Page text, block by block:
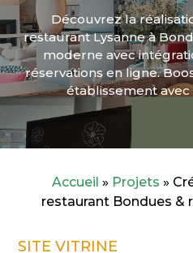
Découvrez la
restaurant Lysanne à
moderne avec
réservations en ligne.
établissement avec
Accueil » Projets »
restaurant Bondues &
SITE VITRINE